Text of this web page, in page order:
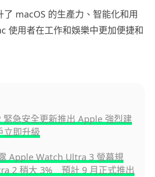
了 macOS 的生產力、智能化和用
使用者在工作和娛樂中更加便捷和
緊急安全更新推出 Apple 強烈建
立即升級
Apple Watch Ultra 3 螢幕規
2 稍大 3% 預計 9 月正式推出